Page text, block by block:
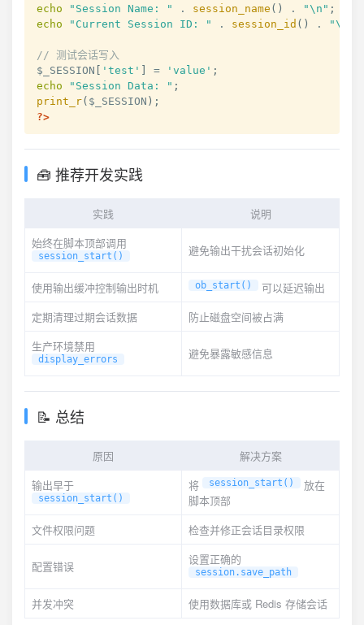
echo
"Session Name: " . session_name ( ) . "\n" ;
echo
"Current Session ID: " . session_id ( ) . "\n"
// 测试会话写入
$_SESSION
'test' = 'value' ;
echo
"Session Data: " ;
print_r( $_SESSION ) ;
?>
🧰 推荐开发实践
实践
说明
始终在脚本顶部调用
session_start() 避免输出干扰会话初始化
使用输出缓冲控制输出时机 ob_start()
可以延迟输出
定期清理过期会话数据
防止磁盘空间被占满
生产环境禁用
display_errors 避免暴露敏感信息
📝 总结
原因
解决方案
输出早于
session_start()
将 session_start()
放在
脚本顶部
文件权限问题
检查并修正会话目录权限
配置错误 设置正确的
session.save_path
并发冲突 使用数据库或 Redis 存储会话